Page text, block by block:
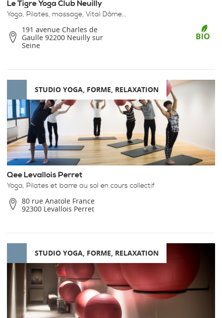
Le Tigre Yoga Club Neuilly
Yoga, Pilates, massage, Vital Dôme...
191 avenue Charles de
Gaulle 92200 Neuilly sur
Seine
STUDIO YOGA, FORME, RELAXATION
Qee Levallois Perret
Yoga, Pilates et barre au sol en cours collectif
80 rue Anatole France
92300 Levallois Perret
STUDIO YOGA, FORME, RELAXATION